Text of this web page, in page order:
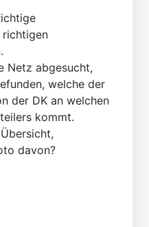
richtigen
Netz abgesucht,
welche der
der DK an welchen
kommt.
davon?